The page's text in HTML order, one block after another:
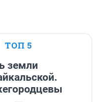
ТОП 5
земли